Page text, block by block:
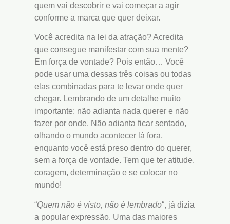
quem vai descobrir e vai começar a agir
conforme a marca que quer deixar.
Você acredita na lei da atração? Acredita
que consegue manifestar com sua mente?
Em força de vontade? Pois então… Você
pode usar uma dessas três coisas ou todas
elas combinadas para te levar onde quer
chegar. Lembrando de um detalhe muito
importante: não adianta nada querer e não
fazer por onde. Não adianta ficar sentado,
olhando o mundo acontecer lá fora,
enquanto você está preso dentro do querer,
sem a força de vontade. Tem que ter atitude,
coragem, determinação e se colocar no
mundo!
“Quem não é visto, não é lembrado“, já dizia
a popular expressão. Uma das maiores